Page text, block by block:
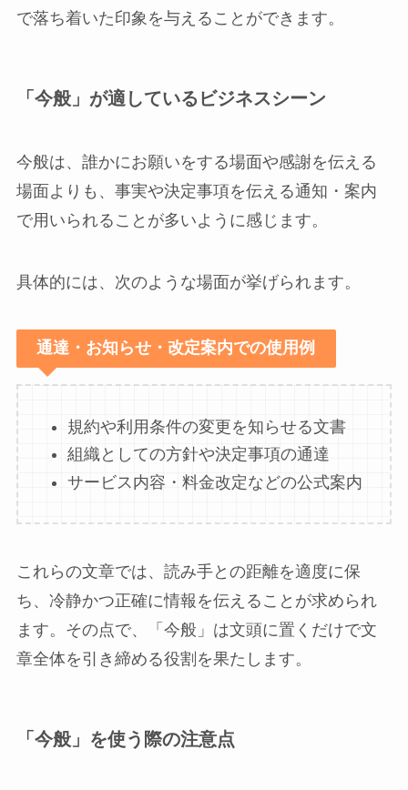
で落ち着いた印象を与えることができます。
「今般」が適しているビジネスシーン
今般は、誰かにお願いをする場面や感謝を伝える
場面よりも、事実や決定事項を伝える通知・案内
で用いられることが多いように感じます。
具体的には、次のような場面が挙げられます。
通達・お知らせ・改定案内での使用例
規約や利用条件の変更を知らせる文書
組織としての方針や決定事項の通達
サービス内容・料金改定などの公式案内
これらの文章では、読み手との距離を適度に保
ち、冷静かつ正確に情報を伝えることが求められ
ます。その点で、「今般」は文頭に置くだけで文
章全体を引き締める役割を果たします。
「今般」を使う際の注意点